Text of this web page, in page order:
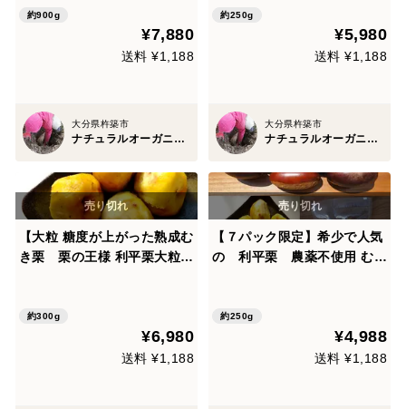
約900g
¥7,880
送料 ¥1,188
大分県杵築市
ナチュラルオーガニックファームベリーフルーツ
約250g
¥5,980
送料 ¥1,188
大分県杵築市
ナチュラルオーガニックファームベリーフルーツ
【大粒 糖度が上がった熟成む
き栗 栗の王様 利平栗大粒】
約300g
¥6,980
送料 ¥1,188
【７パック限定】希少で人気
の 利平栗 農薬不使用 むき
約250g
¥4,988
送料 ¥1,188